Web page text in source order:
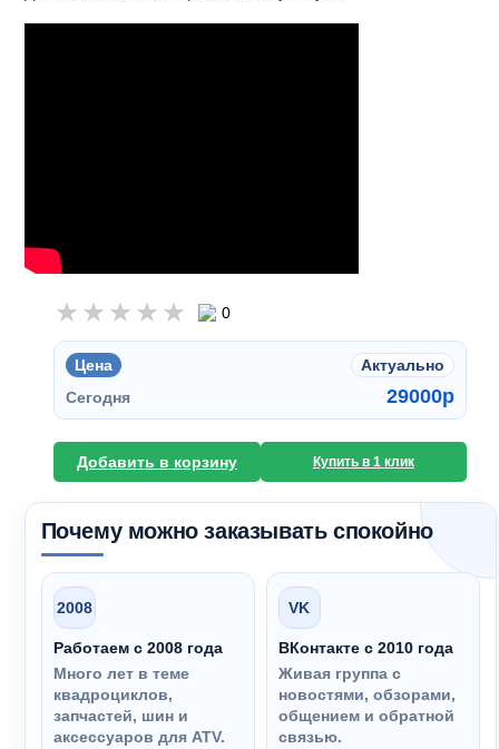
0
Цена
Актуально
Сегодня
29000p
Добавить в корзину Купить в 1 клик
Почему можно заказывать спокойно
2008
Работаем с 2008 года
Много лет в теме
квадроциклов,
запчастей, шин и
аксессуаров для ATV.
VK
ВКонтакте с 2010 года
Живая группа с
новостями, обзорами,
общением и обратной
связью.